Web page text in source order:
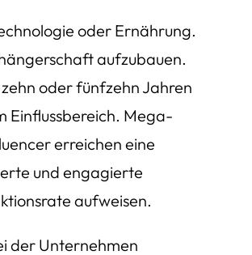
oder Ernährung.
aufzubauen.
oder fünfzehn Jahren
Einflussbereich. Mega-
erreichen eine
und engagierte
aufweisen.
der Unternehmen